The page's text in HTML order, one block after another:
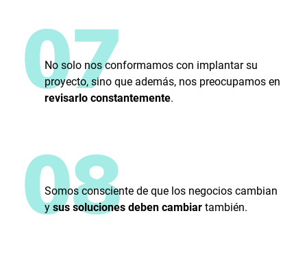
07
No solo nos conformamos con implantar su
proyecto, sino que además, nos preocupamos en
revisarlo constantemente.
08
Somos consciente de que los negocios cambian
y sus soluciones deben cambiartambién.